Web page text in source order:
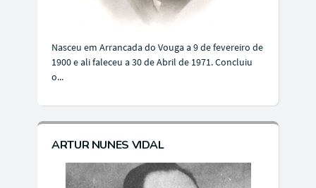
Nasceu em Arrancada do Vouga a 9 de fevereiro de
1900 e ali faleceu a 30 de Abril de 1971. Concluiu
o...
ARTUR NUNES VIDAL